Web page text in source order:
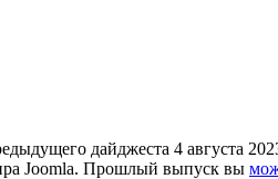
дайджеста 4 августа
Joomla. Прошлый выпуск вы